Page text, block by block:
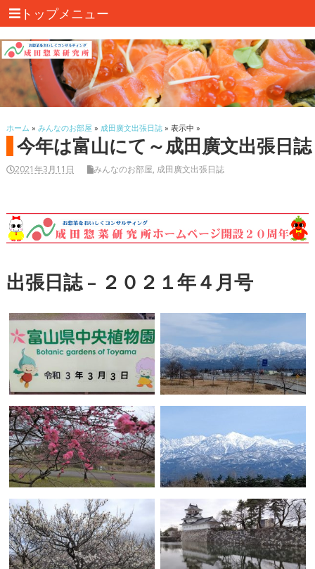
トップメニュー
ホーム » みんなのお部屋 » 成田廣文出張日誌» 表示中 »
今年は富山にて～成田廣文出張日誌
2021年3月11日 みんなのお部屋, 成田廣文出張日誌
出張日誌 – ２０２１年４月号